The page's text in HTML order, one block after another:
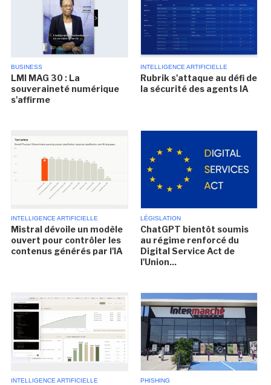
BUSINESS
LMI MAG 30 : La
souveraineté numérique
s'affirme
INTELLIGENCE ARTIFICIELLE
Rubrik s'attaque au défi de
la sécurité des agents IA
INTELLIGENCE ARTIFICIELLE
Mistral dévoile un modèle
ouvert pour contrôler les
contenus générés par l'IA
LÉGISLATION
ChatGPT bientôt soumis
au régime renforcé du
Digital Service Act de
l'Union...
INTELLIGENCE ARTIFICIELLE PHISHING